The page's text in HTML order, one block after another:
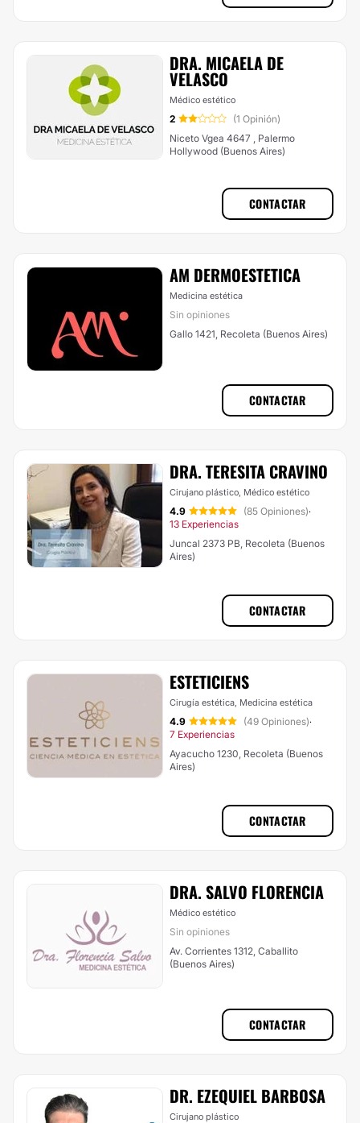
DRA. MICAELA DE
VELASCO
Médico estético
2
(1 Opinión)
Niceto Vgea 4647 , Palermo
Hollywood (Buenos Aires)
CONTACTAR
AM DERMOESTETICA
Medicina estética
Sin opiniones
Gallo 1421, Recoleta (Buenos Aires)
CONTACTAR
DRA. TERESITA CRAVINO
Cirujano plástico, Médico estético
4.9 (85 Opiniones)·
13 Experiencias
Juncal 2373 PB, Recoleta (Buenos
Aires)
CONTACTAR
ESTETICIENS
Cirugía estética, Medicina estética
4.9 (49 Opiniones)·
7 Experiencias
Ayacucho 1230, Recoleta (Buenos
Aires)
CONTACTAR
DRA. SALVO FLORENCIA
Médico estético
Sin opiniones
Av. Corrientes 1312, Caballito
(Buenos Aires)
CONTACTAR
DR. EZEQUIEL BARBOSA
Cirujano plástico